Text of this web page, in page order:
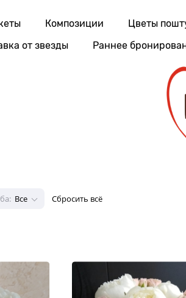
Композиции Цветы
от звезды
Раннее
Все Сбросить всё